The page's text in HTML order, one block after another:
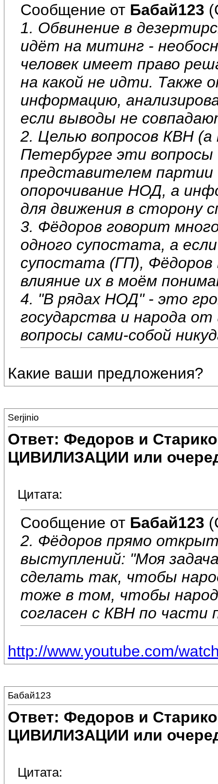
Сообщение от Бабай123
1. Обвинение в
идёт на митинг -
человек имеет право
на какой не идти. Также
информацию,
если выводы не
2. Целью вопросов КВН
Петербурге эти вопросы
представителем партии
опорочивание НОД, а
для движения в сторону
3. Фёдоров говорит
одного супостата, а
супостата (ГП), Фёдоров
влияние их в моём
4. "В рядах НОД" - это
государства и народа
вопросы сами-собой
Какие ваши предложения?
Serjinio
Ответ: Федоров и
ЦИВИЛИЗАЦИИ или
Цитата:
Сообщение от Бабай123
2. Фёдоров прямо
выступлений: "Моя
сделать так, чтобы
тоже в том, чтобы
согласен с КВН по части
http://www.youtube.com/
Бабай123
Ответ: Федоров и
ЦИВИЛИЗАЦИИ или
Цитата: